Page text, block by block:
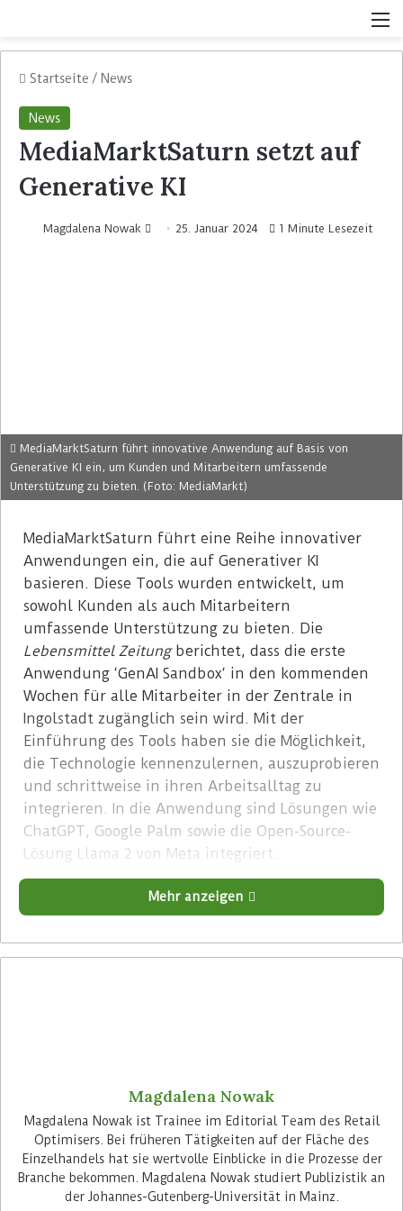
Startseite / News
News
MediaMarktSaturn setzt auf
Generative KI
Magdalena Nowak 25. Januar 2024 1 Minute Lesezeit
MediaMarktSaturn führt innovative Anwendung auf Basis von
Generative KI ein, um Kunden und Mitarbeitern umfassende
Unterstützung zu bieten. (Foto: MediaMarkt)
MediaMarktSaturn führt eine Reihe innovativer
Anwendungen ein, die auf Generativer KI
basieren. Diese Tools wurden entwickelt, um
sowohl Kunden als auch Mitarbeitern
umfassende Unterstützung zu bieten. Die
Lebensmittel Zeitungberichtet, dass die erste
Anwendung ‘GenAI Sandbox‘ in den kommenden
Wochen für alle Mitarbeiter in der Zentrale in
Ingolstadt zugänglich sein wird. Mit der
Einführung des Tools haben sie die Möglichkeit,
die Technologie kennenzulernen, auszuprobieren
und schrittweise in ihren Arbeitsalltag zu
integrieren. In die Anwendung sind Lösungen wie
ChatGPT, Google Palm sowie die Open-Source-
Lösung Llama 2 von Meta integriert.
Im nächsten Schritt werden nach Informationen
derLebensmittel Zeitungweitere KI-Assistenten
eingeführt, darunter ein Customer-Care-Bot, der
sehr schwer, ausreichend Call-Center-Mitarbeiter
zu finden“, erklärt Henny Steiniger, Vice
President Services, Customer Experience, Care &
Loyalty bei MediaMarktSaturn gegenüber der
Lebensmittel Zeitung.
Mehr anzeigen
Magdalena Nowak
Magdalena Nowak ist Trainee im Editorial Team des Retail
Optimisers. Bei früheren Tätigkeiten auf der Fläche des
Einzelhandels hat sie wertvolle Einblicke in die Prozesse der
Branche bekommen. Magdalena Nowak studiert Publizistik an
der Johannes-Gutenberg-Universität in Mainz.